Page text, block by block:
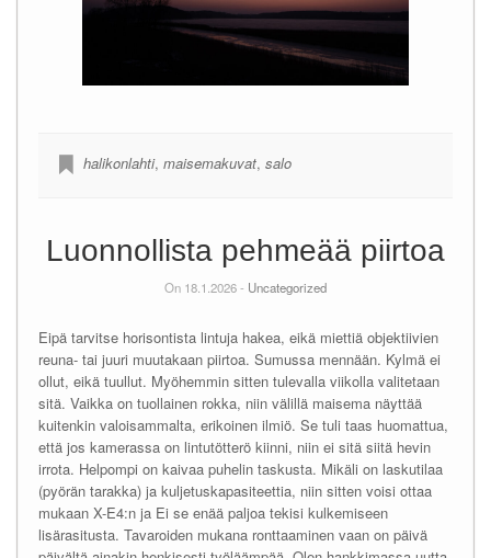
halikonlahti, maisemakuvat, salo
Luonnollista pehmeää piirtoa
On 18.1.2026 - Uncategorized
Eipä tarvitse horisontista lintuja hakea, eikä miettiä objektiivien
reuna- tai juuri muutakaan piirtoa. Sumussa mennään. Kylmä ei
ollut, eikä tuullut. Myöhemmin sitten tulevalla viikolla valitetaan
sitä. Vaikka on tuollainen rokka, niin välillä maisema näyttää
kuitenkin valoisammalta, erikoinen ilmiö. Se tuli taas huomattua,
että jos kamerassa on lintutötterö kiinni, niin ei sitä siitä hevin
irrota. Helpompi on kaivaa puhelin taskusta. Mikäli on laskutilaa
(pyörän tarakka) ja kuljetuskapasiteettia, niin sitten voisi ottaa
mukaan X-E4:n ja Ei se enää paljoa tekisi kulkemiseen
lisärasitusta. Tavaroiden mukana ronttaaminen vaan on päivä